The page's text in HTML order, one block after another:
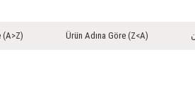
(A>Z) Ürün Adına Göre (Z<A)